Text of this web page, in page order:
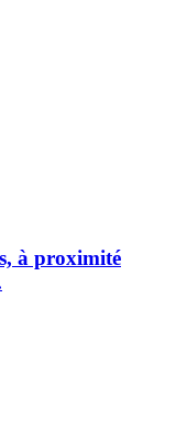
à proximité